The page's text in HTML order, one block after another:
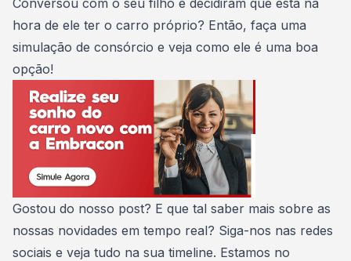
Conversou com o seu filho e decidiram que está na
hora de ele ter o carro próprio? Então, faça uma
simulação de consórcio e veja como ele é uma boa
opção!
Gostou do nosso post? E que tal saber mais sobre as
nossas novidades em tempo real? Siga-nos nas redes
sociais e veja tudo na sua timeline. Estamos no